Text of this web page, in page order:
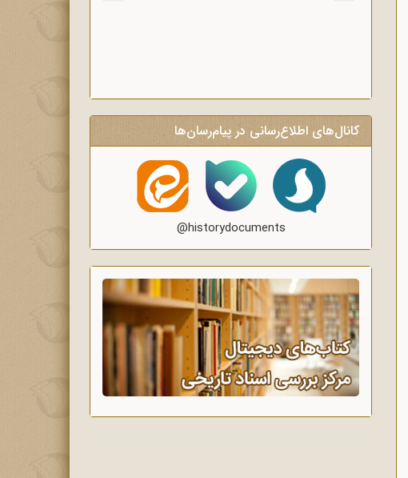
کانال‌های اطلاع‌رسانی در پیام‌رسان‌ها
@historydocuments